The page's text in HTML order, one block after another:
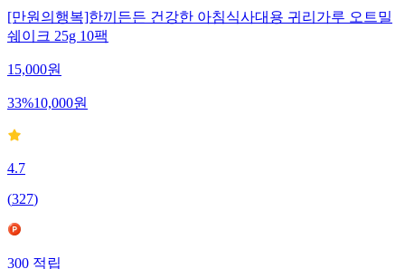
[만원의행복]한끼든든 건강한 아침식사대용 귀리가루 오트밀
쉐이크 25g 10팩
15,000원
33%10,000원
4.7
(327)
300 적립